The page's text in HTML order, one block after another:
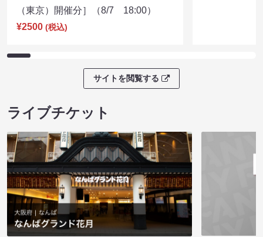
（東京）開催分］（8/7 18:00）
¥2500 (税込)
サイトを閲覧する
ライブチケット